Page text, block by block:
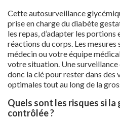
Cette autosurveillance
prise en charge du diabète
les repas, d’adapter les
réactions du corps. Les
médecin ou votre équipe
votre situation. Une
donc la clé pour rester dans des
optimales tout au long de la
Quels sont les risques si la
contrôlée ?